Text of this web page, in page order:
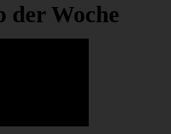
der Woche